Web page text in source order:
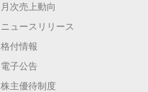
月次売上動向
ニュースリリース
格付情報
電子公告
株主優待制度